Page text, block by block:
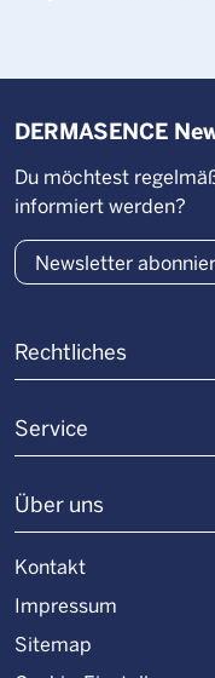
Rechtliches
Service
Über uns
Kontakt
Impressum
Sitemap
DERMASENCE
Du möchtest
informiert werden?
Newsletter